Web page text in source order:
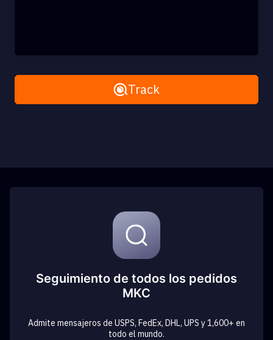
Remove AllTrack
Seguimiento de todos los pedidos
MKC
Admite mensajeros de USPS, FedEx, DHL, UPS y 1,600+ en
todo el mundo.